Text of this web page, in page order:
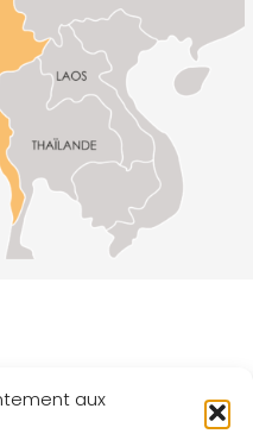
aux